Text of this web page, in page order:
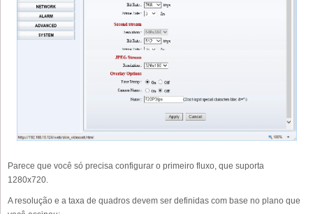
Parece que você só precisa configurar o primeiro fluxo, que suporta
1280x720.
A resolução e a taxa de quadros devem ser definidas com base no plano que